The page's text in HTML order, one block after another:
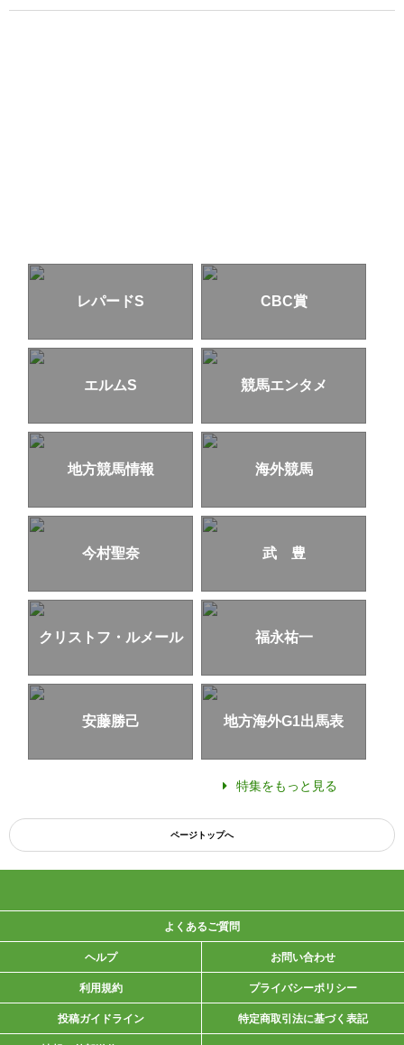
レパードS CBC賞
エルムS 競馬エンタメ
地方競馬情報 海外競馬
今村聖奈 武 豊
クリストフ・ルメール 福永祐一
安藤勝己 地方海外G1出馬表
特集をもっと見る
ページトップへ
よくあるご質問
ヘルプ お問い合わせ
利用規約 プライバシーポリシー
投稿ガイドライン 特定商取引法に基づく表記